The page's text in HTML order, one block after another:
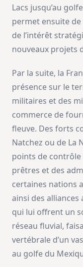
Lacs jusqu’au
permet ensuite
de l’intérêt
nouveaux projets
Par la suite, la
présence sur le
militaires et des
commerce de
fleuve. Des forts
Natchez ou de La
points de contrôle
prêtres et des
certaines nations
ainsi des alliances
qui lui offrent un
réseau fluvial,
vertébrale d’un
au golfe du